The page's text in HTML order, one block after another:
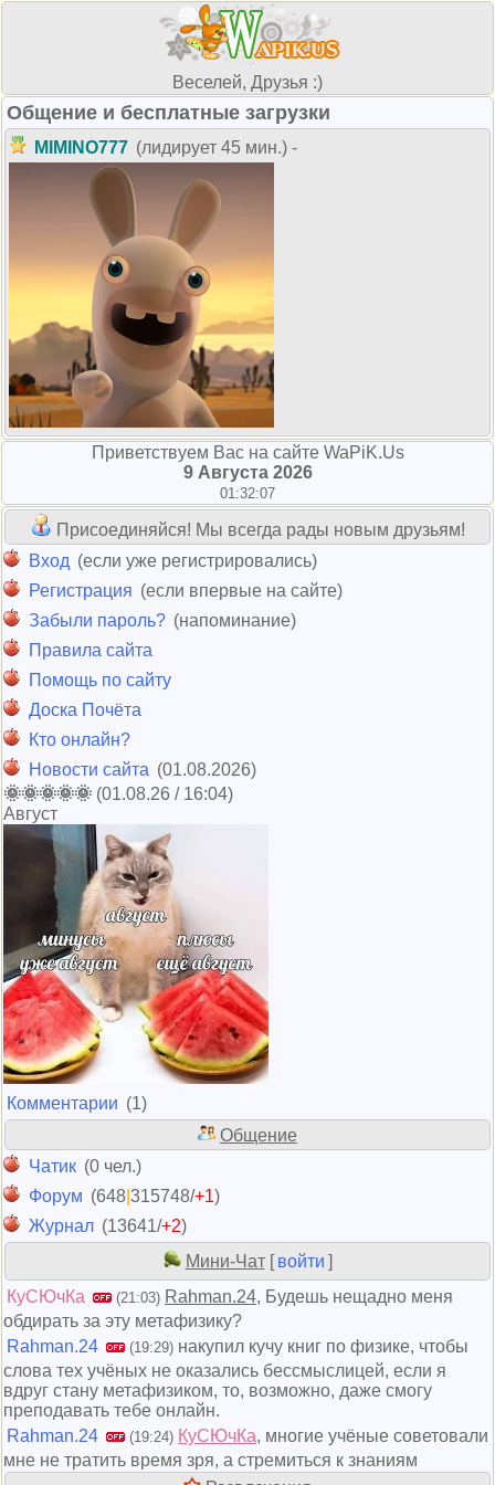
Веселей, Друзья :)
Общение и бесплатные загрузки
MIMINO777 (лидирует 45 мин.) -
Приветствуем Вас на сайте WaPiK.Us
9 Августа 2026
01:32:07
Присоединяйся! Мы всегда рады новым друзьям!
Вход (если уже регистрировались)
Регистрация (если впервые на сайте)
Забыли пароль? (напоминание)
Правила сайта
Помощь по сайту
Доска Почёта
Кто онлайн?
Новости сайта (01.08.2026)
🌞🌞🌞🌞🌞 (01.08.26 / 16:04)
Август
Комментарии (1)
Общение
Чатик (0 чел.)
Форум (648 315748/+1)
Журнал (13641/+2)
Мини-Чат[ войти ]
КуСЮчКа
(21:03) Rahman.24, Будешь нещадно меня
обдирать за эту метафизику?
Rahman.24
(19:29) накупил кучу книг по физике, чтобы
слова тех учёных не оказались бессмыслицей, если я
вдруг стану метафизиком, то, возможно, даже смогу
преподавать тебе онлайн.
Rahman.24
(19:24) КуСЮчКа, многие учёные советовали
мне не тратить время зря, а стремиться к знаниям